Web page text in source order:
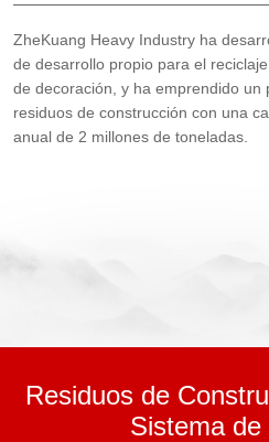
ZheKuang Heavy Industry ha
de desarrollo propio para el
de decoración, y ha emprendido un
residuos de construcción con una
anual de 2 millones de toneladas.
Residuos de
Sistema de